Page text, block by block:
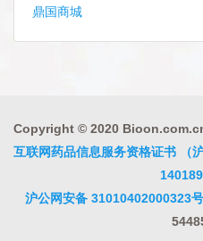
鼎国商城
Copyright © 2020
互联网药品信息服务资格证书 （
沪公网安备 31010402000323号